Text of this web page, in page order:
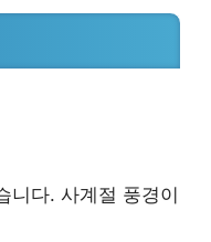
니다. 사계절 풍경이